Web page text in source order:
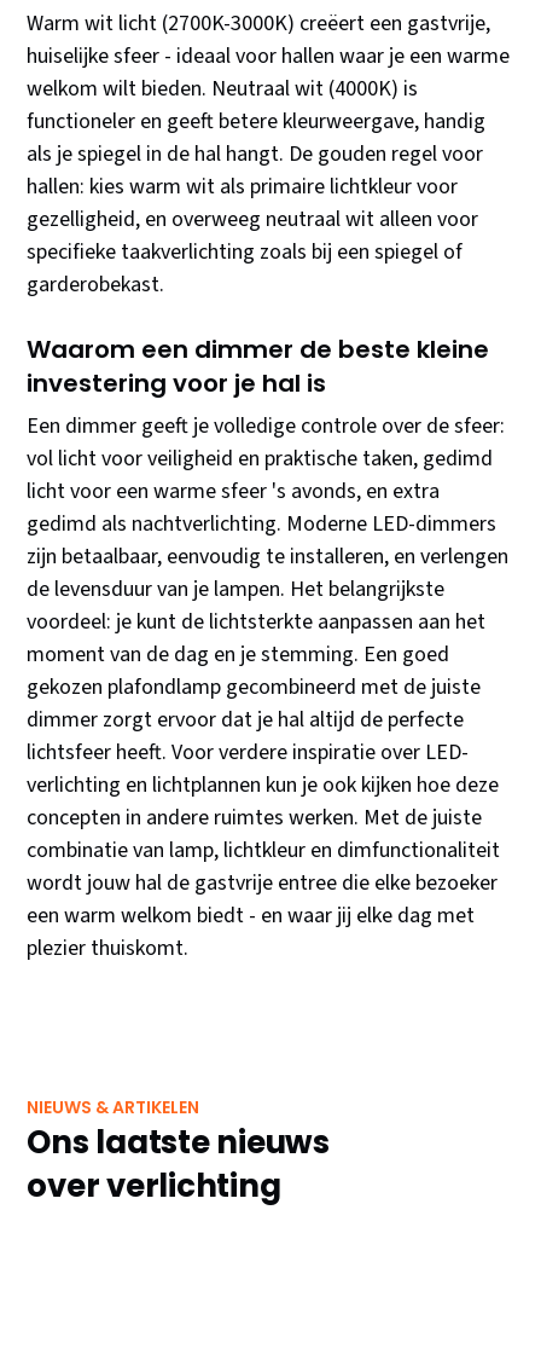
Warm wit licht (2700K-3000K) creëert een gastvrije,
huiselijke sfeer - ideaal voor hallen waar je een warme
welkom wilt bieden. Neutraal wit (4000K) is
functioneler en geeft betere kleurweergave, handig
als je spiegel in de hal hangt. De gouden regel voor
hallen: kies warm wit als primaire lichtkleur voor
gezelligheid, en overweeg neutraal wit alleen voor
specifieke taakverlichting zoals bij een spiegel of
garderobekast.
Waarom een dimmer de beste kleine
investering voor je hal is
Een dimmer geeft je volledige controle over de sfeer:
vol licht voor veiligheid en praktische taken, gedimd
licht voor een warme sfeer 's avonds, en extra
gedimd als nachtverlichting. Moderne LED-dimmers
zijn betaalbaar, eenvoudig te installeren, en verlengen
de levensduur van je lampen. Het belangrijkste
voordeel: je kunt de lichtsterkte aanpassen aan het
moment van de dag en je stemming. Een goed
gekozen plafondlamp gecombineerd met de juiste
dimmer zorgt ervoor dat je hal altijd de perfecte
lichtsfeer heeft. Voor verdere inspiratie over LED-
verlichting en lichtplannen kun je ook kijken hoe deze
concepten in andere ruimtes werken. Met de juiste
combinatie van lamp, lichtkleur en dimfunctionaliteit
wordt jouw hal de gastvrije entree die elke bezoeker
een warm welkom biedt - en waar jij elke dag met
plezier thuiskomt.
NIEUWS & ARTIKELEN
Ons laatste nieuws
over verlichting